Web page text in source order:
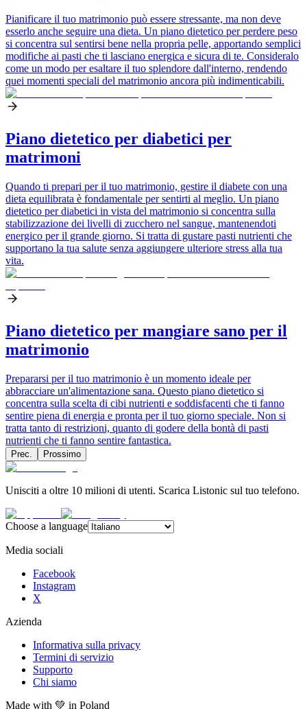
Pianificare il tuo matrimonio può essere stressante, ma non deve
esserlo anche seguire una dieta. Un piano dietetico per perdere peso
si concentra sul sentirsi bene nella propria pelle, apportando semplici
modifiche ai pasti che ti lasciano energica e sicura di te. Consideralo
come un modo per esaltare il tuo splendore dall'interno, rendendo
quei momenti speciali del matrimonio ancora più indimenticabili.
Piano dietetico per diabetici per
matrimoni
Quando ti prepari per il tuo matrimonio, gestire il diabete con una
dieta equilibrata è fondamentale per sentirti al meglio. Un piano
dietetico per diabetici in vista del matrimonio si concentra sulla
stabilizzazione dei livelli di zucchero nel sangue, mantenendoti
energico per il grande giorno. Si tratta di gustare pasti nutrienti che
supportano la tua salute senza aggiungere ulteriore stress alla tua
vita.
Piano dietetico per mangiare sano per il
matrimonio
Prepararsi per il tuo matrimonio è un momento ideale per
abbracciare un'alimentazione sana. Questo piano dietetico si
concentra sulla scelta di cibi nutrienti e soddisfacenti che ti fanno
sentire piena di energia e pronta per il tuo giorno speciale. Non si
tratta tanto di restrizioni, quanto di godere della bontà di pasti
nutrienti che ti fanno sentire fantastica.
Prec. Prossimo
Unisciti a oltre 10 milioni di utenti. Scarica Listonic sul tuo telefono.
Choose a language
Media sociali
Facebook
Instagram
X
Azienda
Informativa sulla privacy
Termini di servizio
Supporto
Chi siamo
Made with 💚 in Poland